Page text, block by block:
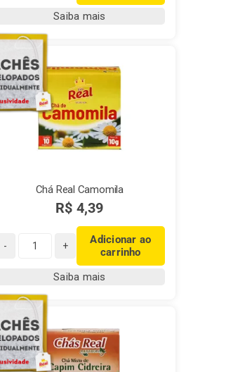
Preto
10
sachês
quantidade
Saiba mais
Chá Real Camomila
R$ 4,39
Chá
Real
quantidade
Adicionar ao
carrinho
Saiba mais